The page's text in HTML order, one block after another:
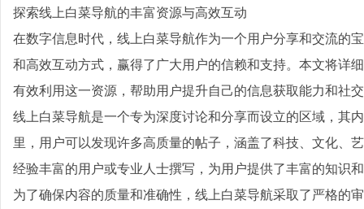
探索线上白菜导航的丰富资源与高效互动
在数字信息时代，线上白菜导航作为一个用户分享和交流的
和高效互动方式，赢得了广大用户的信赖和支持。本文将详
有效利用这一资源，帮助用户提升自己的信息获取能力和社
线上白菜导航是一个专为深度讨论和分享而设立的区域，其
里，用户可以发现许多高质量的帖子，涵盖了科技、文化、
经验丰富的用户或专业人士撰写，为用户提供了丰富的知识
为了确保内容的质量和准确性，线上白菜导航采取了严格的